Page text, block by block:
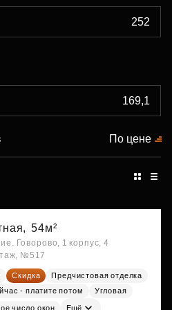
По цене
54м²
Говорово, 1 корпус, 4
№517
Скидка
Предчистовая отделка
- платите потом
Угловая
число окон Ещё